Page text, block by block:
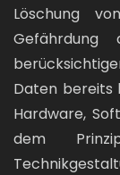
Löschung
Gefährdung
Daten bereits
Hardware,
dem